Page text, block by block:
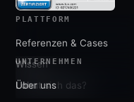
PLATTFORM
Referenzen & Cases
Wissen
Lohnt sich das?
UNTERNEHMEN
Über uns